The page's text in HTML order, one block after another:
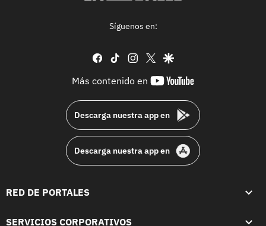
Síguenos en:
facebook
tiktok instagram
twittergoogle
Más contenido en
youtube-
Descarga nuestra app en
Descarga nuestra app en
RED DE PORTALES
SERVICIOS CORPORATIVOS